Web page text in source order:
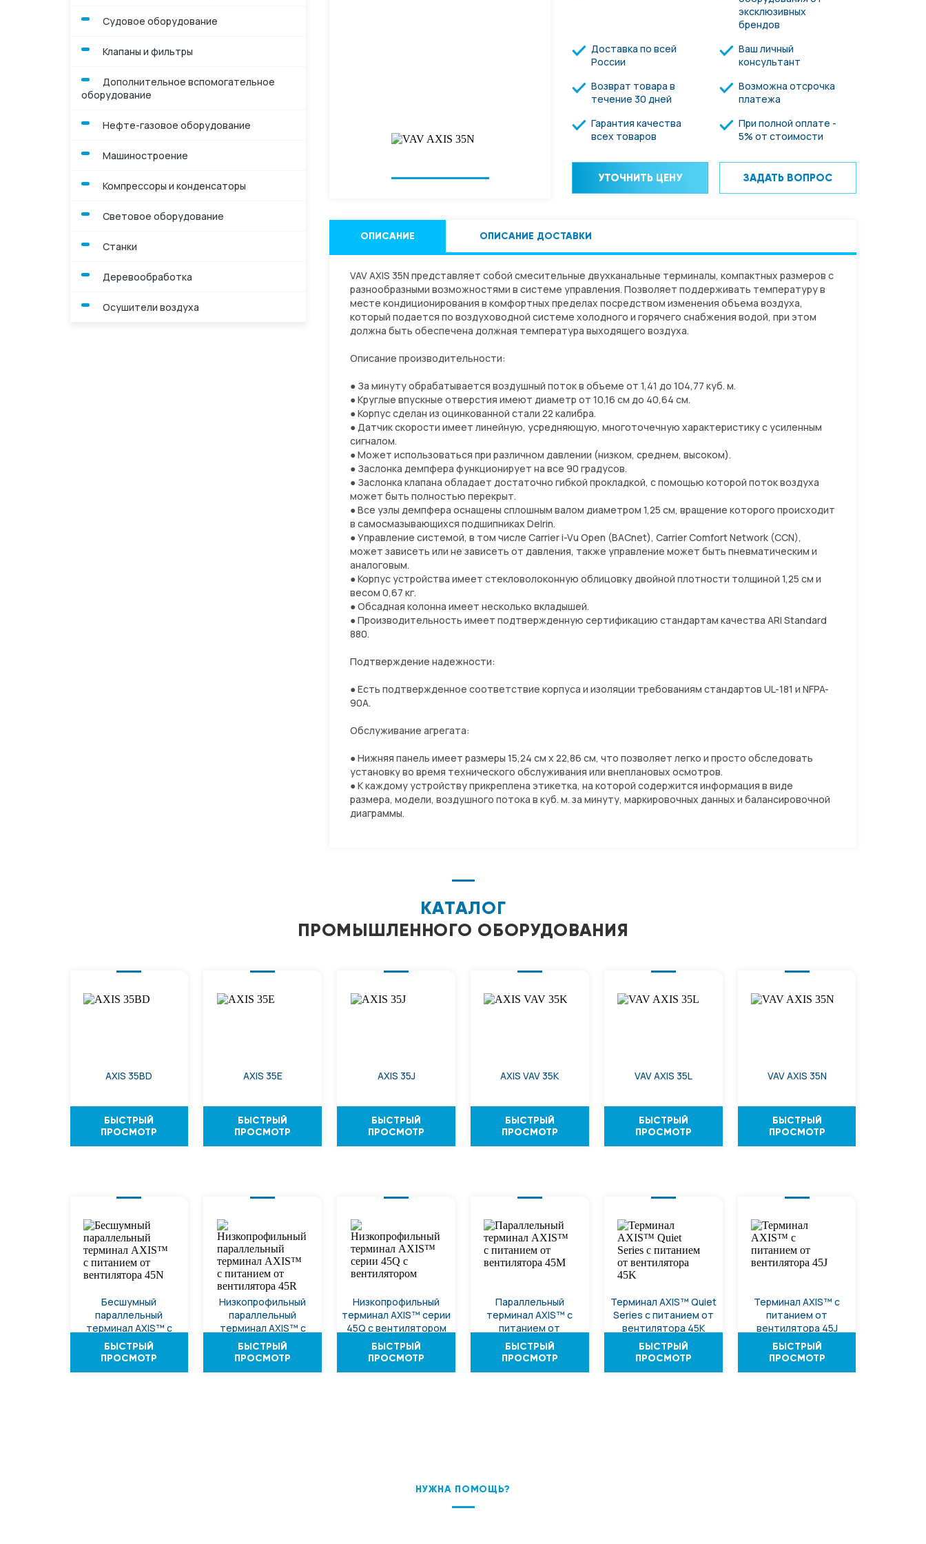
Станки
Судовое оборудование
Клапаны и фильтры
Дополнительное вспомогательное
оборудование
Нефте-газовое оборудование
Машиностроение
Компрессоры и конденсаторы
Световое оборудование
Станки
Деревообработка
Осушители воздуха
эксклюзивных
брендов
Доставка по всей
России
Ваш личный
консультант
Возврат товара в
течение 30 дней
Возможна отсрочка
платежа
Гарантия качества
всех товаров
При полной оплате -
5% от стоимости
УТОЧНИТЬ ЦЕНУ ЗАДАТЬ ВОПРОС
ОПИСАНИЕ ОПИСАНИЕ ДОСТАВКИ
VAV AXIS 35N представляет собой смесительные двухканальные терминалы, компактных размеров с
разнообразными возможностями в системе управления. Позволяет поддерживать температуру в
месте кондиционирования в комфортных пределах посредством изменения объема воздуха,
который подается по воздуховодной системе холодного и горячего снабжения водой, при этом
должна быть обеспечена должная температура выходящего воздуха.
Описание производительности:
● За минуту обрабатывается воздушный поток в объеме от 1,41 до 104,77 куб. м.
● Круглые впускные отверстия имеют диаметр от 10,16 см до 40,64 см.
● Корпус сделан из оцинкованной стали 22 калибра.
● Датчик скорости имеет линейную, усредняющую, многоточечную характеристику с усиленным
сигналом.
● Может использоваться при различном давлении (низком, среднем, высоком).
● Заслонка демпфера функционирует на все 90 градусов.
● Заслонка клапана обладает достаточно гибкой прокладкой, с помощью которой поток воздуха
может быть полностью перекрыт.
● Все узлы демпфера оснащены сплошным валом диаметром 1,25 см, вращение которого происходит
в самосмазывающихся подшипниках Delrin.
● Управление системой, в том числе Carrier i-Vu Open (BACnet), Carrier Comfort Network (CCN),
может зависеть или не зависеть от давления, также управление может быть пневматическим и
аналоговым.
● Корпус устройства имеет стекловолоконную облицовку двойной плотности толщиной 1,25 см и
весом 0,67 кг.
● Обсадная колонна имеет несколько вкладышей.
● Производительность имеет подтвержденную сертификацию стандартам качества ARI Standard
880.
Подтверждение надежности:
● Есть подтвержденное соответствие корпуса и изоляции требованиям стандартов UL-181 и NFPA-
90A.
Обслуживание агрегата:
● Нижняя панель имеет размеры 15,24 см х 22,86 см, что позволяет легко и просто обследовать
установку во время технического обслуживания или внеплановых осмотров.
● К каждому устройству прикреплена этикетка, на которой содержится информация в виде
размера, модели, воздушного потока в куб. м. за минуту, маркировочных данных и балансировочной
диаграммы.
КАТАЛОГ
ПРОМЫШЛЕННОГО ОБОРУДОВАНИЯ
AXIS 35BD
БЫСТРЫЙ
ПРОСМОТР
AXIS 35E
БЫСТРЫЙ
ПРОСМОТР
AXIS 35J
БЫСТРЫЙ
ПРОСМОТР
AXIS VAV 35K
БЫСТРЫЙ
ПРОСМОТР
VAV AXIS 35L
БЫСТРЫЙ
ПРОСМОТР
VAV AXIS 35N
БЫСТРЫЙ
ПРОСМОТР
Бесшумный
параллельный
терминал AXIS™ с
питанием от
вентилятора 45N
БЫСТРЫЙ
ПРОСМОТР
Низкопрофильный
параллельный
терминал AXIS™ с
питанием от
вентилятора 45R
БЫСТРЫЙ
ПРОСМОТР
Низкопрофильный
терминал AXIS™ серии
45Q с вентилятором
БЫСТРЫЙ
ПРОСМОТР
Параллельный
терминал AXIS™ с
питанием от
вентилятора 45M
БЫСТРЫЙ
ПРОСМОТР
Терминал AXIS™ Quiet
Series с питанием от
вентилятора 45K
БЫСТРЫЙ
ПРОСМОТР
Терминал AXIS™ с
питанием от
вентилятора 45J
БЫСТРЫЙ
ПРОСМОТР
НУЖНА ПОМОЩЬ?